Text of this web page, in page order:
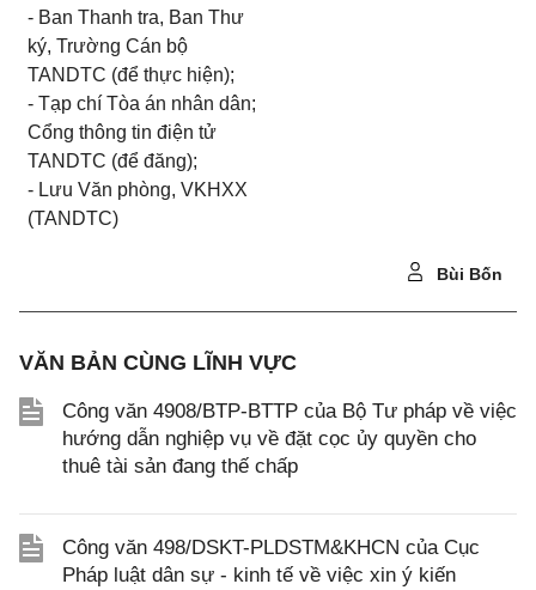
- Ban Thanh tra, Ban Thư
ký, Trường Cán bộ
TANDTC (để thực hiện);
- Tạp chí Tòa án nhân dân;
Cổng thông tin điện tử
TANDTC (để đăng);
- Lưu Văn phòng, VKHXX
(TANDTC)
Bùi Bốn
VĂN BẢN CÙNG LĨNH VỰC
Công văn 4908/BTP-BTTP của Bộ Tư pháp về việc
hướng dẫn nghiệp vụ về đặt cọc ủy quyền cho
thuê tài sản đang thế chấp
Công văn 498/DSKT-PLDSTM&KHCN của Cục
Pháp luật dân sự - kinh tế về việc xin ý kiến